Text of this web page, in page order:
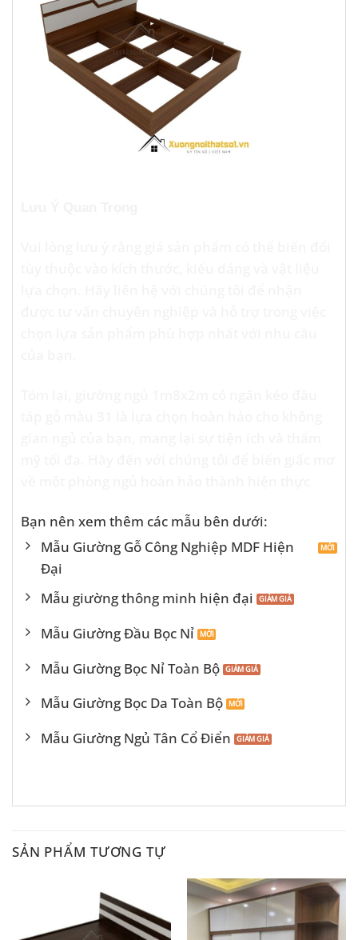
Bạn nên xem thêm các mẫu bên dưới:
Mẫu Giường Gỗ Công Nghiệp MDF Hiện
Đại
Mẫu giường thông minh hiện đại
Mẫu Giường Đầu Bọc Nỉ
Mẫu Giường Bọc Nỉ Toàn Bộ
Mẫu Giường Bọc Da Toàn Bộ
Mẫu Giường Ngủ Tân Cổ Điển
SẢN PHẨM TƯƠNG TỰ